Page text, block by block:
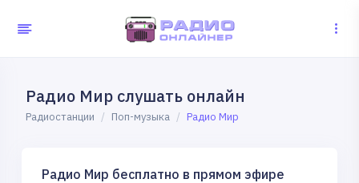
Радио Мир слушать онлайн
Радиостанции Поп-музыка Радио Мир
Радио Мир бесплатно в прямом эфире